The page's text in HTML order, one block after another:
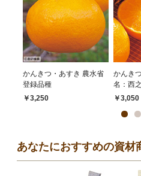
かんきつ・あすき 農水省
登録品種
￥3,250
かんき
名：西之
￥3,050
あなたにおすすめの資材